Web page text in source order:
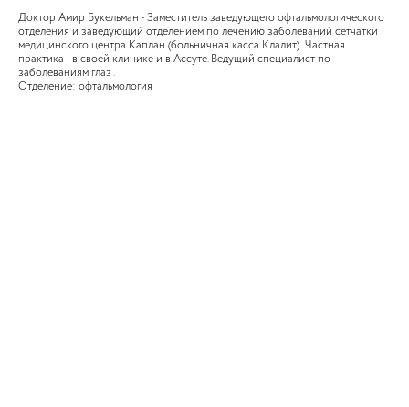
Доктор Амир Букельман - Заместитель заведующего офтальмологического
отделения и заведующий отделением по лечению заболеваний сетчатки
медицинского центра Каплан (больничная касса Клалит) . Частная
практика - в своей клинике и в Ассуте. Ведущий специалист по
заболеваниям глаз .
Отделение: офтальмология